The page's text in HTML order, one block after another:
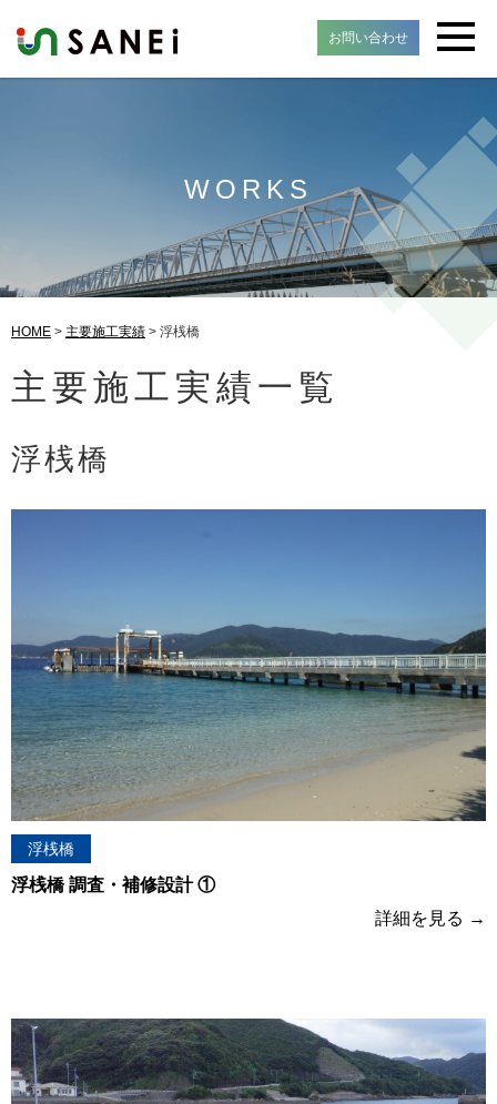
お問い合わせ
WORKS
HOME > 主要施工実績 > 浮桟橋
主要施工実績一覧
浮桟橋
浮桟橋
浮桟橋 調査・補修設計 ①
詳細を見る